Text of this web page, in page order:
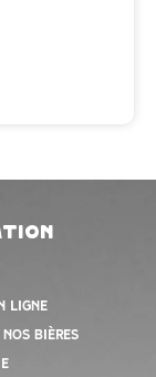
ligne
bières